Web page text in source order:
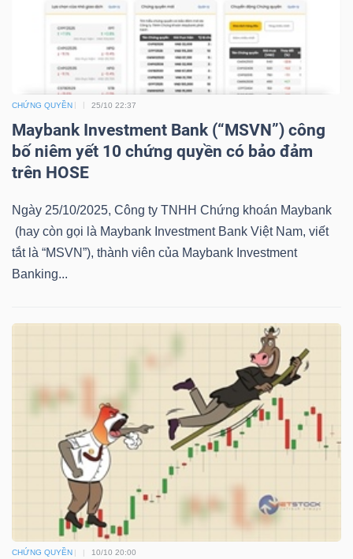
CHỨNG QUYỀN 25/10 22:37
Maybank Investment Bank (“MSVN”) công
bố niêm yết 10 chứng quyền có bảo đảm
trên HOSE
Ngày 25/10/2025, Công ty TNHH Chứng khoán Maybank
(hay còn gọi là Maybank Investment Bank Việt Nam, viết
tắt là “MSVN”), thành viên của Maybank Investment
Banking...
CHỨNG QUYỀN 10/10 20:00
NĂNG
LƯỢNG
NGUYÊN
VẬT
KHÔNG
THIẾT